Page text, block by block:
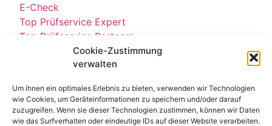
Cookie-Zustimmung
verwalten
Um ihnen ein optimales Erlebnis zu bieten, verwenden wir Technologien
wie Cookies, um Geräteinformationen zu speichern und/oder darauf
zuzugreifen. Wenn sie dieser Technologien zustimmen, können wir Daten
wie das Surfverhalten oder eindeutige IDs auf dieser Website verarbeiten.
E-Check
Top Prüfservice Expert
Top Prüfservice Partners
Top Prüfservice GmbH
Sicherheitsprüfungen Partners
Prüfung E-Check Expert
Prüfung elektrischer Anlagen